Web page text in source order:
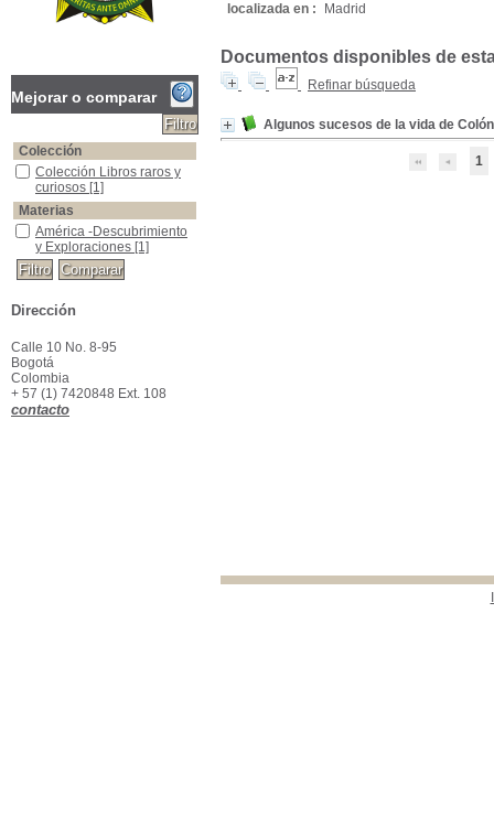
localizada en : Madrid
Documentos disponibles de
Refinar búsqueda
Algunos sucesos de la vida de
1
Mejorar o comparar
Colección
Colección Libros raros y curiosos
Colección Libros raros y
curiosos [1]
Materias
América -Descubrimiento y Exploraciones
América -Descubrimiento
y Exploraciones [1]
Dirección
Calle 10 No. 8-95
Bogotá
Colombia
+ 57 (1) 7420848 Ext. 108
contacto